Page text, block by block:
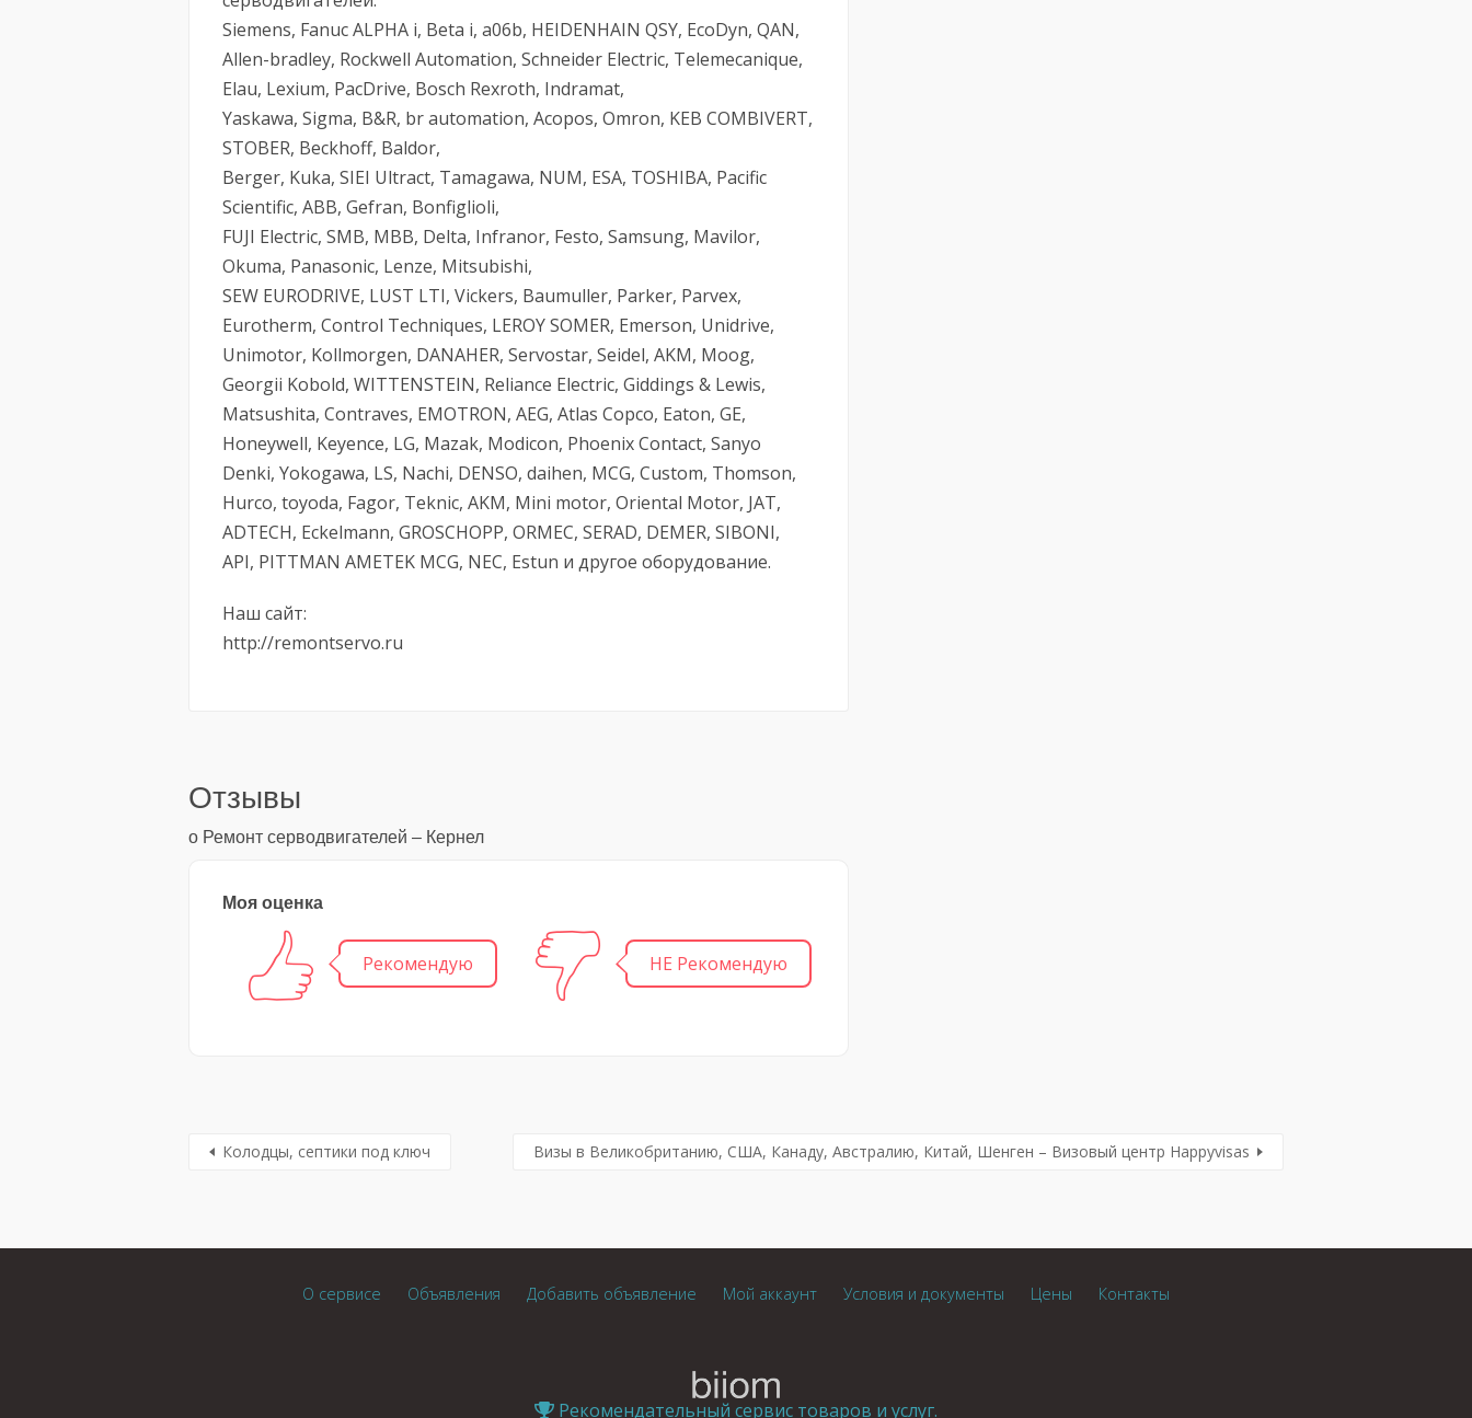
Siemens, Fanuc ALPHA i, Beta i, a06b, HEIDENHAIN QSY, EcoDyn, QAN,
Allen-bradley, Rockwell Automation, Schneider Electric, Telemecanique,
Elau, Lexium, PacDrive, Bosch Rexroth, Indramat,
Yaskawa, Sigma, B&R, br automation, Acopos, Omron, KEB COMBIVERT,
STOBER, Beckhoff, Baldor,
Berger, Kuka, SIEI Ultract, Tamagawa, NUM, ESA, TOSHIBA, Pacific
Scientific, ABB, Gefran, Bonfiglioli,
FUJI Electric, SMB, MBB, Delta, Infranor, Festo, Samsung, Mavilor,
Okuma, Panasonic, Lenze, Mitsubishi,
SEW EURODRIVE, LUST LTI, Vickers, Baumuller, Parker, Parvex,
Eurotherm, Control Techniques, LEROY SOMER, Emerson, Unidrive,
Unimotor, Kollmorgen, DANAHER, Servostar, Seidel, AKM, Moog,
Georgii Kobold, WITTENSTEIN, Reliance Electric, Giddings & Lewis,
Matsushita, Contraves, EMOTRON, AEG, Atlas Copco, Eaton, GE,
Honeywell, Keyence, LG, Mazak, Modicon, Phoenix Contact, Sanyo
Denki, Yokogawa, LS, Nachi, DENSO, daihen, MCG, Custom, Thomson,
Hurco, toyoda, Fagor, Teknic, AKM, Mini motor, Oriental Motor, JAT,
ADTECH, Eckelmann, GROSCHOPP, ORMEC, SERAD, DEMER, SIBONI,
API, PITTMAN AMETEK MCG, NEC, Estun и другое оборудование.
Наш сайт:
http://remontservo.ru
Отзывы
о Ремонт серводвигателей – Кернел
Моя оценка
Рекомендую НЕ Рекомендую
Колодцы, септики под ключ Визы в Великобританию, США, Канаду, Австралию, Китай, Шенген – Визовый центр Happyvisas
О сервисе Объявления Добавить объявление Мой аккаунт Условия и документы Цены Контакты
Рекомендательный сервис товаров и услуг.